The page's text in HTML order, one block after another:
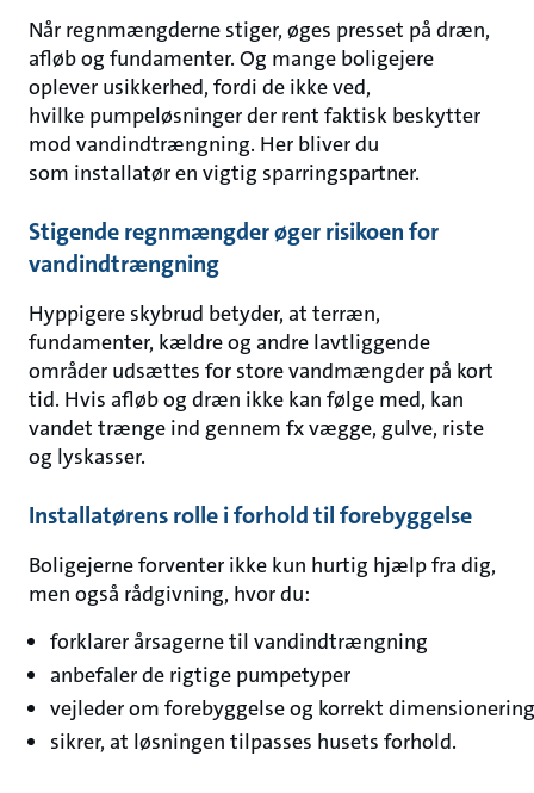
Når regnmængderne stiger, øges presset på dræn,
afløb og fundamenter. Og mange boligejere
oplever usikkerhed, fordi de ikke ved,
hvilke pumpeløsninger der rent faktisk beskytter
mod vandindtrængning. Her bliver du
som installatør en vigtig sparringspartner.
Stigende regnmængder øger risikoen for
vandindtrængning
Hyppigere skybrud betyder, at terræn,
fundamenter, kældre og andre lavtliggende
områder udsættes for store vandmængder på kort
tid. Hvis afløb og dræn ikke kan følge med, kan
vandet trænge ind gennem fx vægge, gulve, riste
og lyskasser.
Installatørens rolle i forhold til forebyggelse
Boligejerne forventer ikke kun hurtig hjælp fra dig,
men også rådgivning, hvor du:
forklarer årsagerne til vandindtrængning
anbefaler de rigtige pumpetyper
vejleder om forebyggelse og korrekt dimensionering
sikrer, at løsningen tilpasses husets forhold.